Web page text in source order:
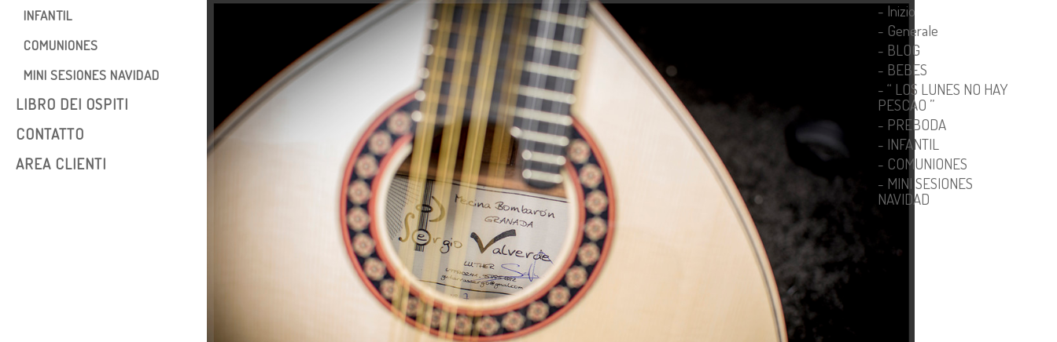
Noni +Rosa
Instagram
INFANTIL
COMUNIONES
MINI SESIONES NAVIDAD
LIBRO DEI OSPITI
CONTATTO
AREA CLIENTI
- Inizio
- Generale
- BLOG
- BEBES
- “ LOS LUNES NO HAY
PESCAO ”
- PREBODA
- INFANTIL
- COMUNIONES
- MINI SESIONES
NAVIDAD